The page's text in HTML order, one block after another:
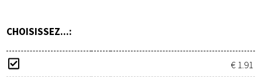
CHOISISSEZ...:
€ 1.91